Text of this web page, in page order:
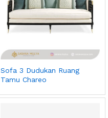
Sofa 3 Dudukan Ruang
Tamu Chareo